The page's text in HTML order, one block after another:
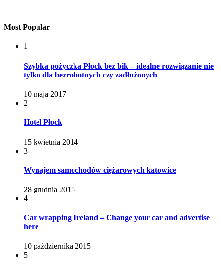
Most Popular
1
Szybka pożyczka Płock bez bik – idealne rozwiązanie nie
tylko dla bezrobotnych czy zadłużonych
10 maja 2017
2
Hotel Płock
15 kwietnia 2014
3
Wynajem samochodów ciężarowych katowice
28 grudnia 2015
4
Car wrapping Ireland – Change your car and advertise
here
10 października 2015
5